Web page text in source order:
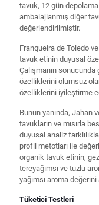
tavuk, 12 gün
ambalajlanmış diğer
değerlendirilmiştir.
Franqueira de Toledo
tavuk etinin duyusal
Çalışmanın sonucunda
özelliklerini olumsuz
özelliklerini iyileştirme
Bunun yanında, Jahan
tavukların ve mısırla
duyusal analiz
profil metotları ile
organik tavuk etinin,
tereyağımsı ve tuzlu
yağımsı aroma değerini
Tüketici Testleri